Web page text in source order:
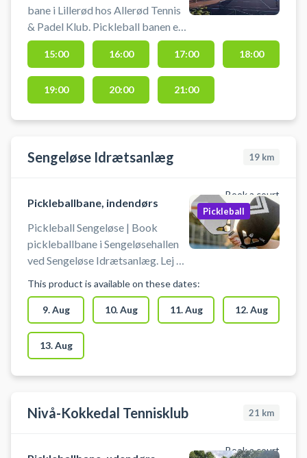
bane i Lillerød hos Allerød Tennis
& Padel Klub. Pickleball banen er
en udendørs hardcourt
pickleballbane. Book
pickleballbane og spil pickleball i
Allerød på en af de 4 udendørs
pickleballbaner, er der udendørs 9
hardcourt, 2 padelbaner og en
bolde.
15:00 16:00 17:00 18:00
19:00 20:00 21:00
Sengeløse Idrætsanlæg 19 km
Book a court
Pickleballbane, indendørs
Pickleball Sengeløse | Book
pickleballbane i Sengeløsehallen
ved Sengeløse Idrætsanlæg. Lej en
Sengeløse. Gratis parkering ved
hallen i Sengeløse ved booking af
pickleball. Omklædningsrum og
hallen åbnes/lukkes en halv time
før/efter anvendelse af hallen.
Pickleball
This product is available on these dates:
9. Aug 10. Aug 11. Aug 12. Aug
13. Aug
Nivå-Kokkedal Tennisklub 21 km
Book a court